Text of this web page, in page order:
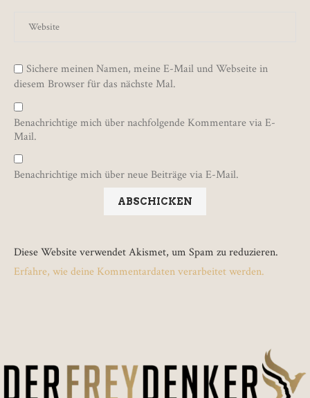
Sichere meinen Namen, meine E-Mail und Webseite in
diesem Browser für das nächste Mal.
Benachrichtige mich über nachfolgende Kommentare via E-
Mail.
Benachrichtige mich über neue Beiträge via E-Mail.
Diese Website verwendet Akismet, um Spam zu reduzieren.
Erfahre, wie deine Kommentardaten verarbeitet werden.